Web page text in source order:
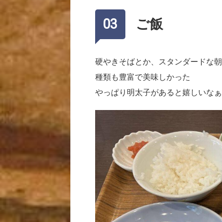
ご飯
硬やきそばとか、スタンダードな
種類も豊富で美味しかった
やっぱり明太子があると嬉しいなぁ